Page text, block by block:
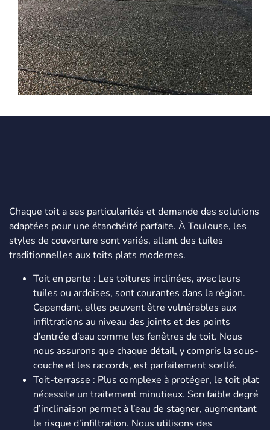
Chaque toit a ses particularités et demande des solutions
adaptées pour une étanchéité parfaite. À Toulouse, les
styles de couverture sont variés, allant des tuiles
traditionnelles aux toits plats modernes.
Toit en pente : Les toitures inclinées, avec leurs
tuiles ou ardoises, sont courantes dans la région.
Cependant, elles peuvent être vulnérables aux
infiltrations au niveau des joints et des points
d’entrée d’eau comme les fenêtres de toit. Nous
nous assurons que chaque détail, y compris la sous-
couche et les raccords, est parfaitement scellé.
Toit-terrasse : Plus complexe à protéger, le toit plat
nécessite un traitement minutieux. Son faible degré
d’inclinaison permet à l’eau de stagner, augmentant
le risque d’infiltration. Nous utilisons des